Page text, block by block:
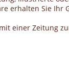
erhalten Sie Ihr
einer Zeitung